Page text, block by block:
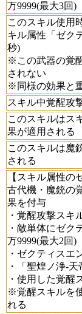
万9999(最大3回)
このスキル使用
キル属性「ゼク
秒)
※この武器の覚
されない
※同様の効果と
スキル中覚醒攻
このスキルはス
果が適用される
このスキルは魔
される
【スキル属性の
古代機・魔銃の
果を付与
・覚醒攻撃スキ
・敵単体にゼク
万9999(最大2回)
・ゼクティスエ
・「聖煌ノ浄-
・使用した覚醒
※覚醒スキルを
れる